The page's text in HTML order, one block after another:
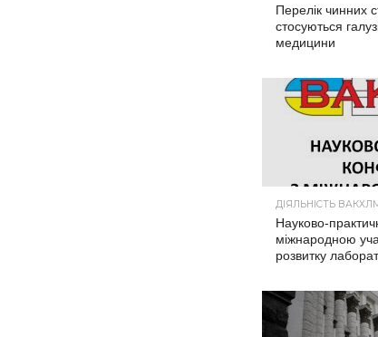
Перелік чинних
стосуються
медицини
ДІЯЛЬНІСТЬ
Науково-
міжнародною
розвитку